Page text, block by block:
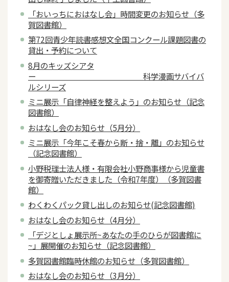
「おいっちにおはなし会」時間変更のお知らせ（多
賀図書館）
第72回青少年読書感想文全国コンクール課題図書の
貸出・予約について
8月のキッズシアタ
ー 科学漫画サバイバ
ルシリーズ
ミニ展示「自律神経を整えよう」のお知らせ（記念
図書館）
おはなし会のお知らせ（5月分）
ミニ展示「今年こそ春から断・捨・離」のお知らせ
（記念図書館）
小野税理士法人様・有限会社小野商事様から児童書
を御寄贈いただきました（令和7年度）（多賀図書
館）
わくわくパック貸し出しのお知らせ(記念図書館)
おはなし会のお知らせ（4月分）
「デジとしょ展示所~あなたの手のひらが図書館に
~」展開催のお知らせ（記念図書館）
多賀図書館臨時休館のお知らせ（多賀図書館）
おはなし会のお知らせ（3月分）